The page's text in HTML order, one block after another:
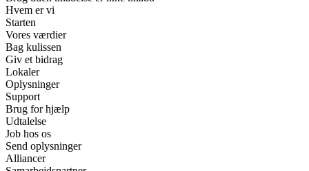
Hvem er vi
Starten
Vores værdier
Bag kulissen
Giv et bidrag
Lokaler
Oplysninger
Support
Brug for hjælp
Udtalelse
Job hos os
Send oplysninger
Alliancer